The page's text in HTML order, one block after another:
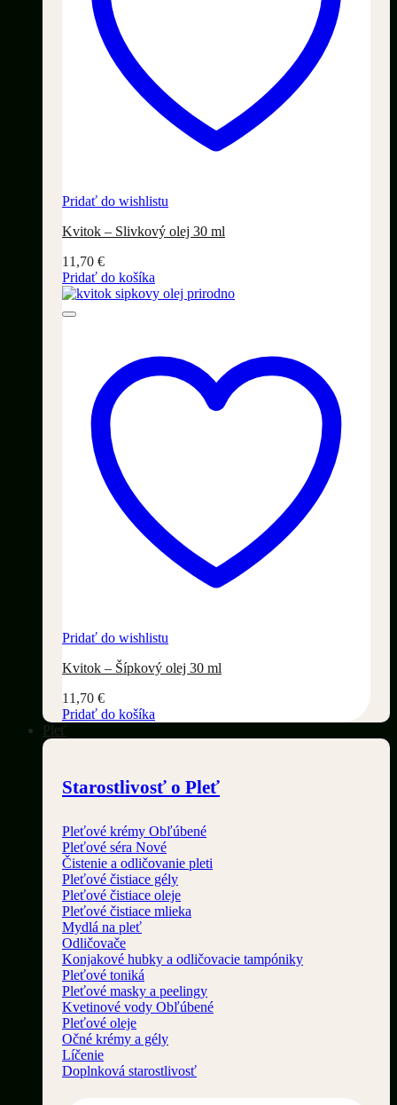
Pridať do wishlistu
Kvitok – Slivkový olej 30 ml
11,70 €
Pridať do košíka
Pridať do wishlistu
Kvitok – Šípkový olej 30 ml
11,70 €
Pridať do košíka
Pleť
Starostlivosť o Pleť
Pleťové krémy
Pleťové séra
Čistenie a odličovanie pleti
Pleťové čistiace gély
Pleťové čistiace oleje
Pleťové čistiace mlieka
Mydlá na pleť
Odličovače
Konjakové hubky a odličovacie tampóniky
Pleťové toniká
Pleťové masky a peelingy
Kvetinové vody
Pleťové oleje
Očné krémy a gély
Líčenie
Doplnková starostlivosť